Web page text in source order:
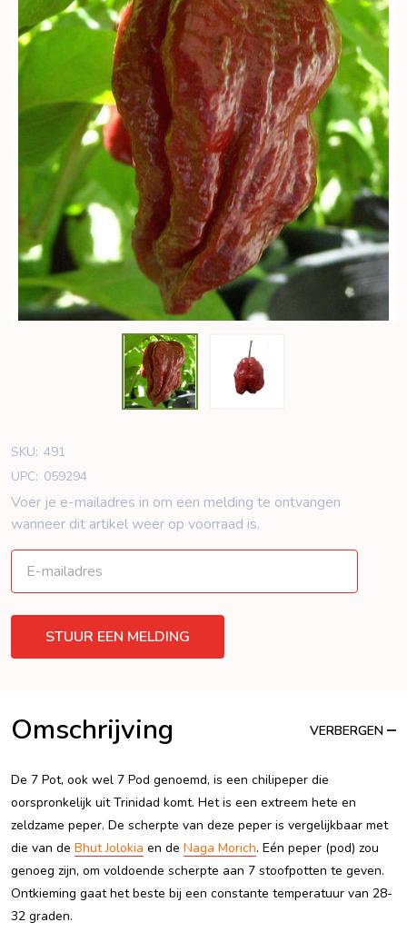
SKU: 491
UPC: 059294
Voer je e-mailadres in om een ​​melding te ontvangen
wanneer dit artikel weer op voorraad is.
Omschrijving VERBERGEN
De 7 Pot, ook wel 7 Pod genoemd, is een chilipeper die
oorspronkelijk uit Trinidad komt. Het is een extreem hete en
zeldzame peper. De scherpte van deze peper is vergelijkbaar met
die van de Bhut Jolokia en de Naga Morich. Eén peper (pod) zou
genoeg zijn, om voldoende scherpte aan 7 stoofpotten te geven.
Ontkieming gaat het beste bij een constante temperatuur van 28-
32 graden.